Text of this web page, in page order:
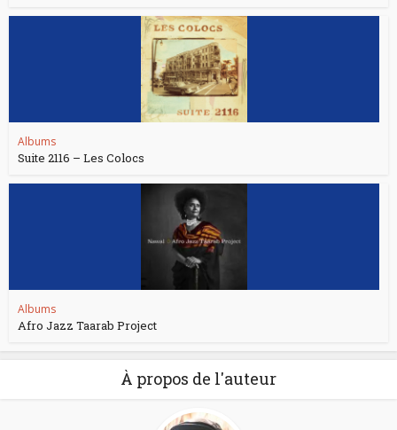
Albums
Suite 2116 – Les Colocs
Albums
Afro Jazz Taarab Project
À propos de l'auteur